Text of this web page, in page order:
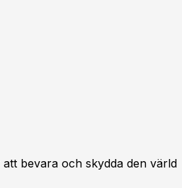
bevara och skydda den värld